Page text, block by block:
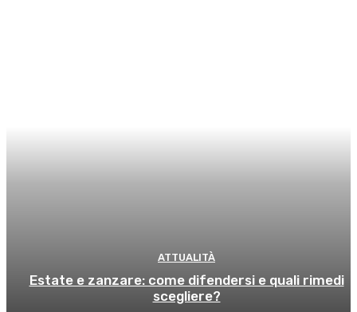
ATTUALITÀ
Estate e zanzare: come difendersi e quali rimedi
scegliere?